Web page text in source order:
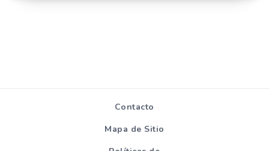
Contacto
Mapa de Sitio